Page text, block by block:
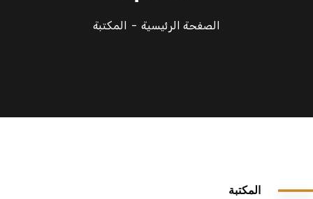
الصفحة الرئيسية المكتبة
المكتبة